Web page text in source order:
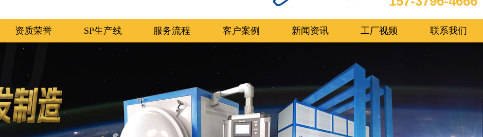
资质荣誉 SP生产线 服务流程 客户案例 新闻资讯 工厂视频 联系我们